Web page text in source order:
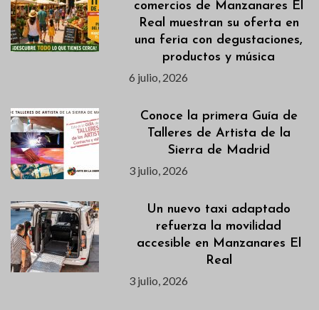
comercios de Manzanares El
Real muestran su oferta en
una feria con degustaciones,
productos y música
6 julio, 2026
Conoce la primera Guía de
Talleres de Artista de la
Sierra de Madrid
3 julio, 2026
Un nuevo taxi adaptado
refuerza la movilidad
accesible en Manzanares El
Real
3 julio, 2026